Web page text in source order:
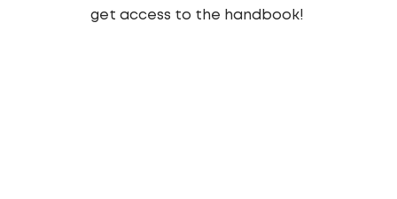
get access to the handbook!